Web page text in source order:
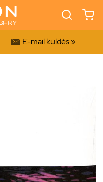
 E-mail küldés »